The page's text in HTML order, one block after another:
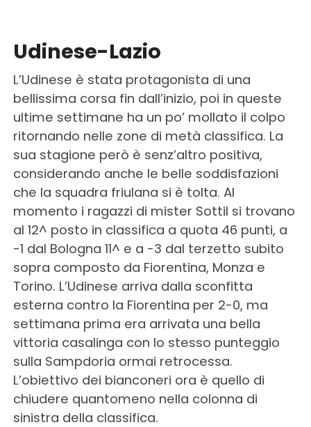
Udinese-Lazio
L’Udinese è stata protagonista di una
bellissima corsa fin dall’inizio, poi in queste
ultime settimane ha un po’ mollato il colpo
ritornando nelle zone di metà classifica. La
sua stagione però è senz’altro positiva,
considerando anche le belle soddisfazioni
che la squadra friulana si è tolta. Al
momento i ragazzi di mister Sottil si trovano
al 12^ posto in classifica a quota 46 punti, a
-1 dal Bologna 11^ e a -3 dal terzetto subito
sopra composto da Fiorentina, Monza e
Torino. L’Udinese arriva dalla sconfitta
esterna contro la Fiorentina per 2-0, ma
settimana prima era arrivata una bella
vittoria casalinga con lo stesso punteggio
sulla Sampdoria ormai retrocessa.
L’obiettivo dei bianconeri ora è quello di
chiudere quantomeno nella colonna di
sinistra della classifica.